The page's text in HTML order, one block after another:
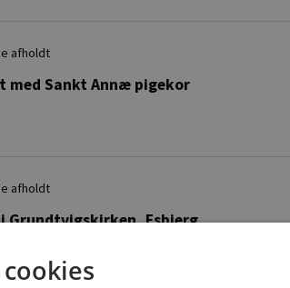
afholdt
med Sankt Annæ pigekor
afholdt
Grundtvigskirken, Esbjerg